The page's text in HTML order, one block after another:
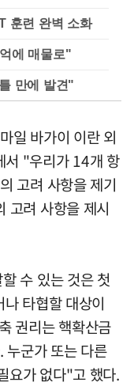
훈련 완벽 소화
에 매물로"
만에 발견"
일 바가이 이란 외
서 "우리가 14개 항
고려 사항을 제기
고려 사항을 제시
수 있는 것은 첫
타협할 대상이
권리는 핵확산금
누군가 또는 다른
요가 없다"고 했다.